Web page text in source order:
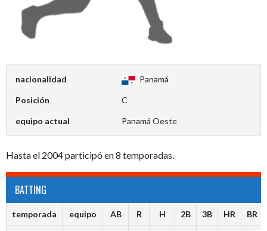
nacionalidad Panamá
Posición C
equipo actual Panamá Oeste
Hasta el 2004 participó en 8 temporadas.
BATTING
temporada equipo AB R H 2B 3B HR BR